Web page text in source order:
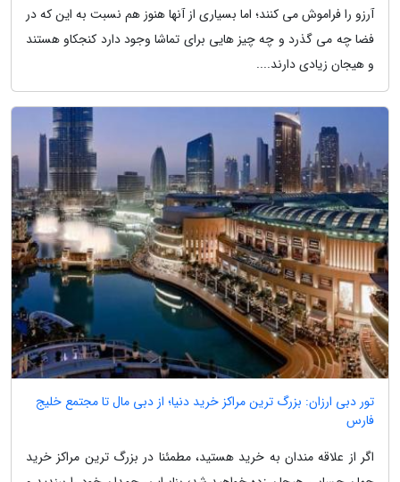
آرزو را فراموش می کنند؛ اما بسیاری از آنها هنوز هم نسبت به این که در
فضا چه می گذرد و چه چیز هایی برای تماشا وجود دارد کنجکاو هستند
و هیجان زیادی دارند....
تور دبی ارزان: بزرگ ترین مراکز خرید دنیا؛ از دبی مال تا مجتمع خلیج
فارس
اگر از علاقه مندان به خرید هستید، مطمئنا در بزرگ ترین مراکز خرید